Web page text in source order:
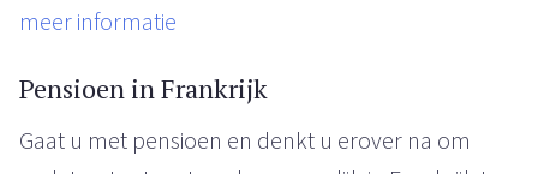
meer informatie
Pensioen in Frankrijk
Gaat u met pensioen en denkt u erover na om